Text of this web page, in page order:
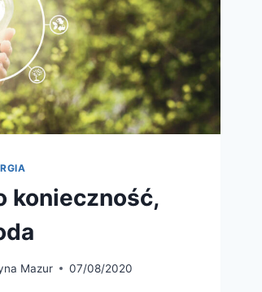
konieczność,
Mazur 07/08/2020